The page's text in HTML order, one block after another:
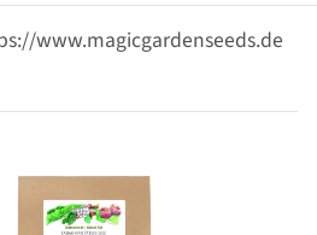
www.magicgardenseeds.de